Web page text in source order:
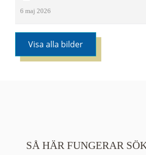
6 maj 2026
Visa alla bilder
SÅ HÄR FUNGERAR